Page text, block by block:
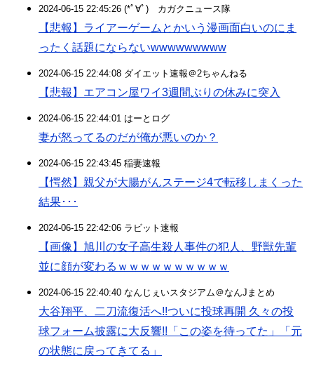
2024-06-15 22:45:26 (*ﾟ∀ﾟ)ゞカガクニュース隊
【悲報】ライアーゲームとかいう漫画面白いのにま
ったく話題にならないwwwwwwwww
2024-06-15 22:44:08 ダイエット速報＠2ちゃんねる
【悲報】エアコン屋ワイ3週間ぶりの休みに突入
2024-06-15 22:44:01 はーとログ
妻が怒ってるのだが俺が悪いのか？
2024-06-15 22:43:45 稲妻速報
【愕然】親父が大腸がんステージ4で転移しまくった
結果･･･
2024-06-15 22:42:06 ラビット速報
【画像】旭川の女子高生殺人事件の犯人、野獣先輩
並に顔が変わるｗｗｗｗｗｗｗｗｗｗ
2024-06-15 22:40:40 なんじぇいスタジアム＠なんJまとめ
大谷翔平、二刀流復活へ!!ついに投球再開 久々の投
球フォーム披露に大反響!!「この姿を待ってた」「元
の状態に戻ってきてる」